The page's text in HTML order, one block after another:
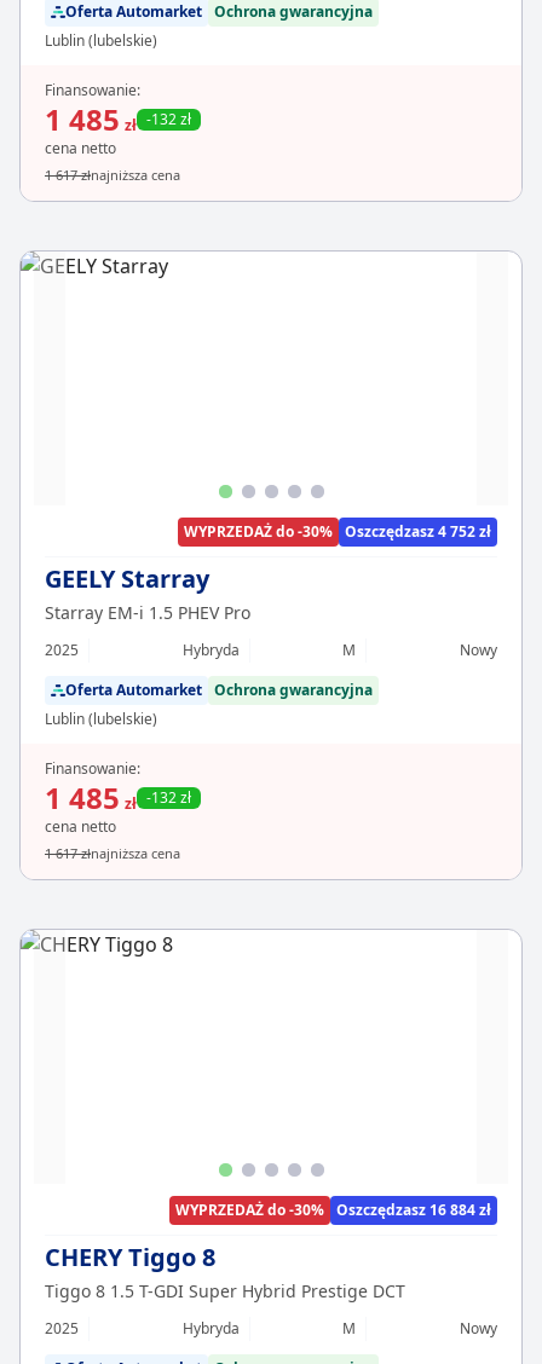
Oferta Automarket Ochrona gwarancyjna
Lublin (lubelskie)
Finansowanie:
1 485 zł -132 zł
cena netto
1 617 złnajniższa cena
WYPRZEDAŻ do -30% Oszczędzasz 4 752 zł
GEELY Starray
Starray EM-i 1.5 PHEV Pro
2025 Hybryda M
Nowy
Oferta Automarket Ochrona gwarancyjna
Lublin (lubelskie)
Finansowanie:
1 485 zł -132 zł
cena netto
1 617 złnajniższa cena
WYPRZEDAŻ do -30% Oszczędzasz 16 884 zł
CHERY Tiggo 8
Tiggo 8 1.5 T-GDI Super Hybrid Prestige DCT
2025 Hybryda M
Nowy